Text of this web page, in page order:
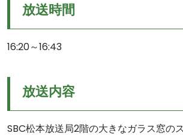
放送時間
16:20～16:43
放送内容
SBC松本放送局2階の大きなガラス窓の